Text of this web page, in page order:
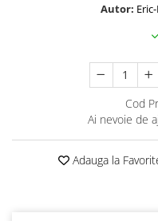
Autor:
Cod
Ai nevoie de
Adauga la